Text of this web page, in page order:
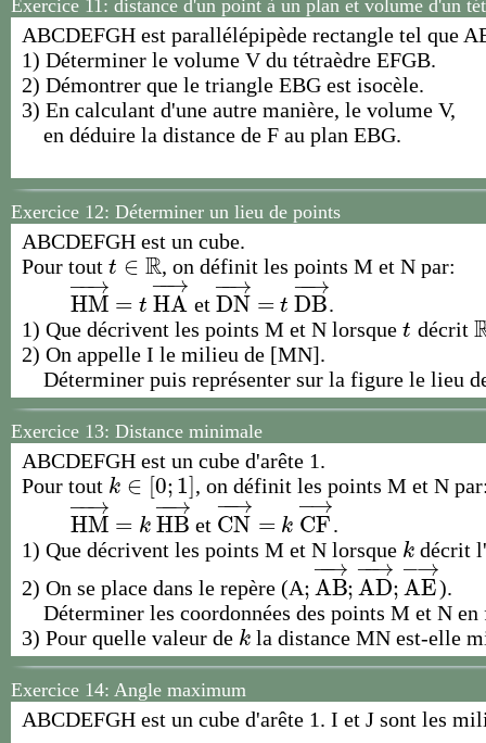
Exercice 11: distance d'un point à un plan et volume d'un
ABCDEFGH est parallélépipède rectangle tel que
1) Déterminer le volume V du tétraèdre EFGB.
2) Démontrer que le triangle EBG est isocèle.
3) En calculant d'une autre manière, le volume V,
en déduire la distance de F au plan EBG.
Exercice 12: Déterminer un lieu de points
ABCDEFGH est un cube.
Pour tout t ∈ R
t∈R , on définit les points M et N par:
HM
−→
−
= t HA
−→
−
HM→= t HA→et DN
−→
−
= t DB
−→
−
DN→= t DB→.
1) Que décrivent les points M et N lorsque t
t décrit
2) On appelle I le milieu de [MN].
Déterminer puis représenter sur la figure le lieu
Exercice 13: Distance minimale
ABCDEFGH est un cube d'arête 1.
Pour tout k ∈ [0; 1]
k∈[ 0;1 ] , on définit les points M et N
HM
−→
−
= k HB
−→
−
HM→= k HB→
et CN
−→
−
= k CF
−→
CN→= k CF→.
1) Que décrivent les points M et N lorsque k
k décrit
2) On se place dans le repère (A; AB
−→
−
; AD
−→
−
; AE
−→
; AB→;AD →;AE
).
Déterminer les coordonnées des points M et N
3) Pour quelle valeur de k
k la distance MN est-elle
Exercice 14: Angle maximum
ABCDEFGH est un cube d'arête 1. I et J sont les